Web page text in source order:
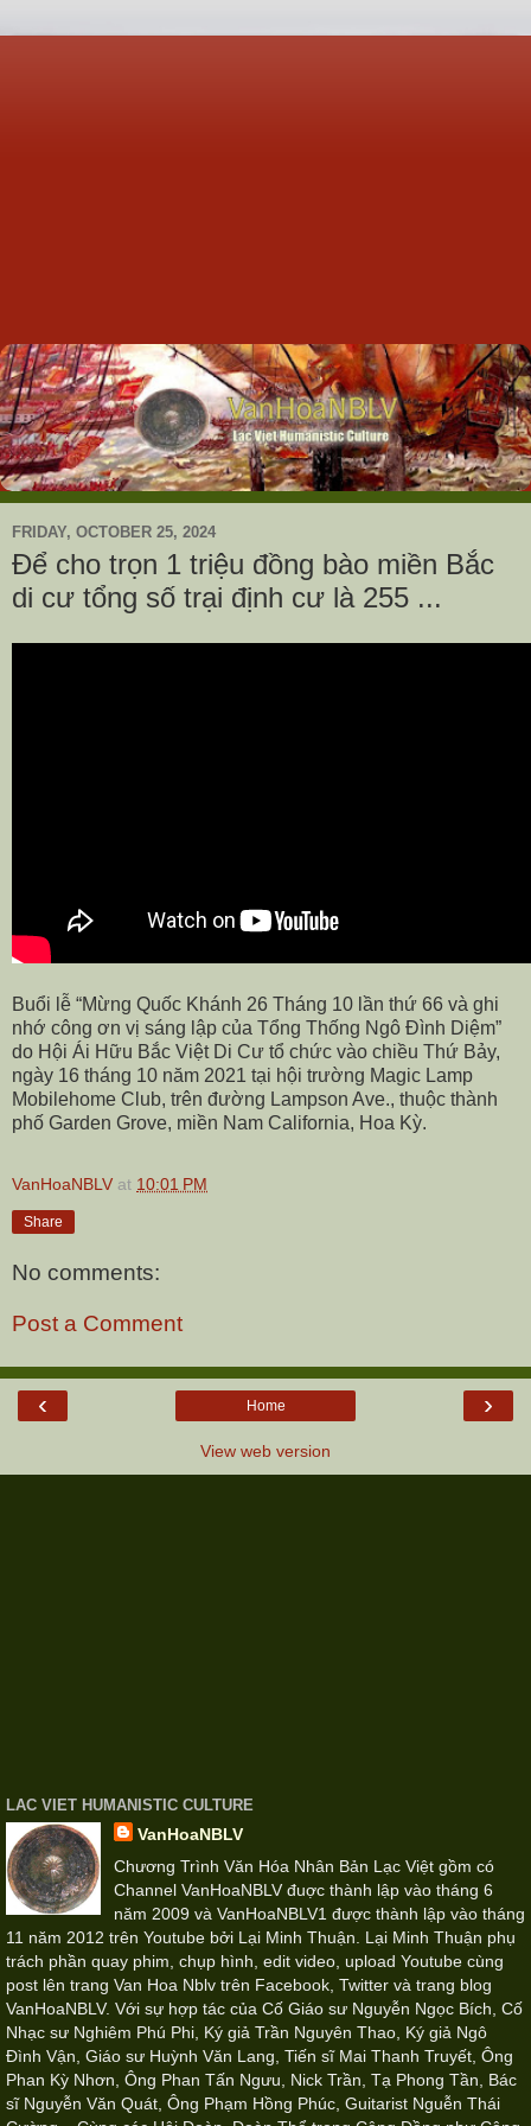
FRIDAY, OCTOBER 25, 2024
Để cho trọn 1 triệu đồng bào miền Bắc
di cư tổng số trại định cư là 255 ...
Buổi lễ “Mừng Quốc Khánh 26 Tháng 10 lần thứ 66 và ghi
nhớ công ơn vị sáng lập của Tổng Thống Ngô Đình Diệm”
do Hội Ái Hữu Bắc Việt Di Cư tổ chức vào chiều Thứ Bảy,
ngày 16 tháng 10 năm 2021 tại hội trường Magic Lamp
Mobilehome Club, trên đường Lampson Ave., thuộc thành
phố Garden Grove, miền Nam California, Hoa Kỳ.
VanHoaNBLV at 10:01 PM
Share
No comments:
Post a Comment
‹ ›
Home
View web version
LAC VIET HUMANISTIC CULTURE
VanHoaNBLV
Chương Trình Văn Hóa Nhân Bản Lạc Việt gồm có
Channel VanHoaNBLV đuợc thành lập vào tháng 6
năm 2009 và VanHoaNBLV1 được thành lập vào tháng
11 năm 2012 trên Youtube bởi Lại Minh Thuận. Lại Minh Thuận phụ
trách phần quay phim, chụp hình, edit video, upload Youtube cùng
post lên trang Van Hoa Nblv trên Facebook, Twitter và trang blog
VanHoaNBLV. Với sự hợp tác của Cố Giáo sư Nguyễn Ngọc Bích, Cố
Nhạc sư Nghiêm Phú Phi, Ký giả Trần Nguyên Thao, Ký giả Ngô
Đình Vận, Giáo sư Huỳnh Văn Lang, Tiến sĩ Mai Thanh Truyết, Ông
Phan Kỳ Nhơn, Ông Phan Tấn Ngưu, Nick Trần, Tạ Phong Tần, Bác
sĩ Nguyễn Văn Quát, Ông Phạm Hồng Phúc, Guitarist Nguễn Thái